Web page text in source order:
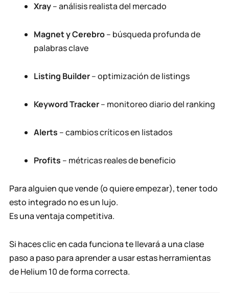
Xray– análisis realista del mercado
Magnet y Cerebro– búsqueda profunda de
palabras clave
Listing Builder– optimización de listings
Keyword Tracker– monitoreo diario del ranking
Alerts – cambios críticos en listados
Profits – métricas reales de beneficio
Para alguien que vende (o quiere empezar), tener todo
esto integrado no es un lujo.
Es una ventaja competitiva.
Si haces clic en cada funciona te llevará a una clase
paso a paso para aprender a usar estas herramientas
de Helium 10 de forma correcta.